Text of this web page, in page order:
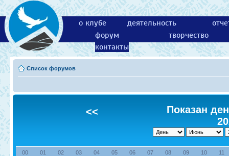
о клубе деятельность
форум
творчество
контакты
Список форумов
<<
Показан
00 01 02 03 04 05 06 07 08 09 10 11